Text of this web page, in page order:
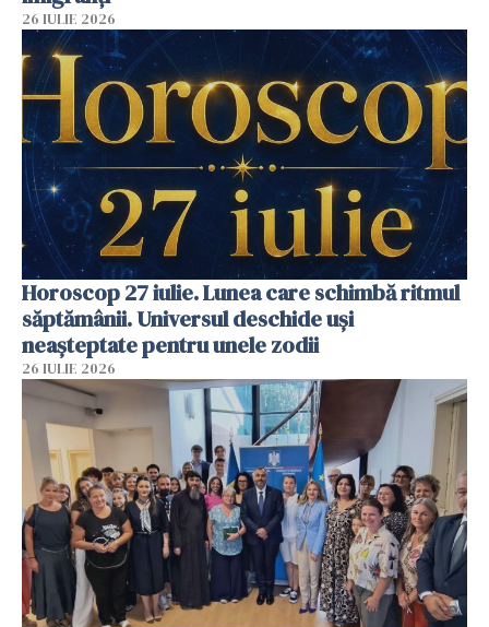
26 IULIE 2026
Horoscop 27 iulie. Lunea care schimbă ritmul
săptămânii. Universul deschide uși
neașteptate pentru unele zodii
26 IULIE 2026